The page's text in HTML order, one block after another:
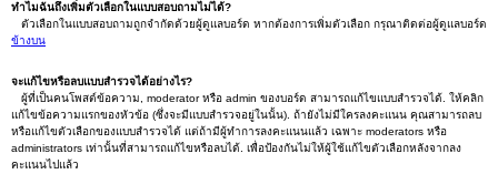
ทำไมฉันถึงเพิ่มตัวเลือกในแบบสอบถามไม่ได้?
ตัวเลือกในแบบสอบถามถูกจำกัดด้วยผู้ดูแลบอร์ด หากต้องการเพิ่มตัวเลือก กรุณาติดต่อผู้ดูแลบอร์ด
ข้างบน
จะแก้ไขหรือลบแบบสำรวจได้อย่างไร?
ผู้ที่เป็นคนโพสต์ข้อความ, moderator หรือ admin ของบอร์ด สามารถแก้ไขแบบสำรวจได้. ให้คลิก
แก้ไขข้อความแรกของหัวข้อ (ซึ่งจะมีแบบสำรวจอยู่ในนั้น). ถ้ายังไม่มีใครลงคะแนน คุณสามารถลบ
หรือแก้ไขตัวเลือกของแบบสำรวจได้ แต่ถ้ามีผู้ทำการลงคะแนนแล้ว เฉพาะ moderators หรือ
administrators เท่านั้นที่สามารถแก้ไขหรือลบได้. เพื่อป้องกันไม่ให้ผู้ใช้แก้ไขตัวเลือกหลังจากลง
คะแนนไปแล้ว